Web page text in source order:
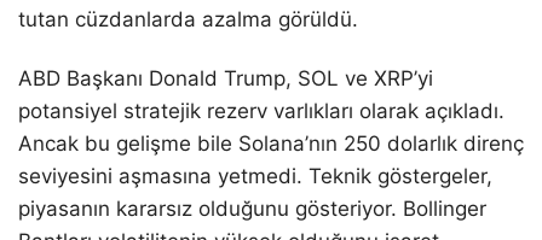
tutan cüzdanlarda azalma görüldü.
ABD Başkanı Donald Trump, SOL ve XRP’yi
potansiyel stratejik rezerv varlıkları olarak açıkladı.
Ancak bu gelişme bile Solana’nın 250 dolarlık direnç
seviyesini aşmasına yetmedi. Teknik göstergeler,
piyasanın kararsız olduğunu gösteriyor. Bollinger